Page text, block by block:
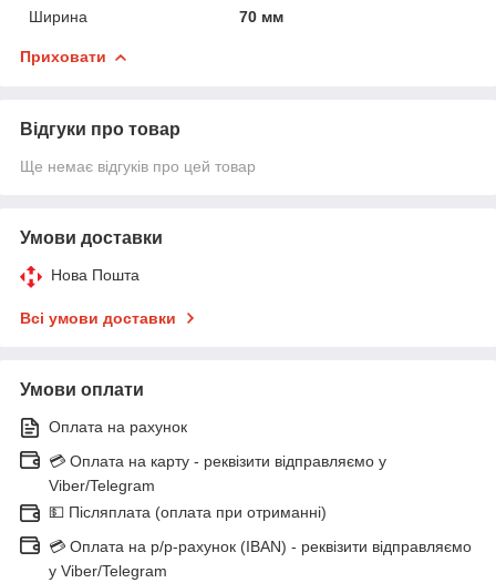
Ширина
70 мм
Приховати
Відгуки про товар
Ще немає відгуків про цей товар
Умови доставки
Нова Пошта
Всі умови доставки
Умови оплати
Оплата на рахунок
💳 Оплата на карту - реквізити відправляємо у
Viber/Telegram
💵 Післяплата (оплата при отриманні)
💳 Оплата на р/р-рахунок (IBAN) - реквізити відправляємо
у Viber/Telegram